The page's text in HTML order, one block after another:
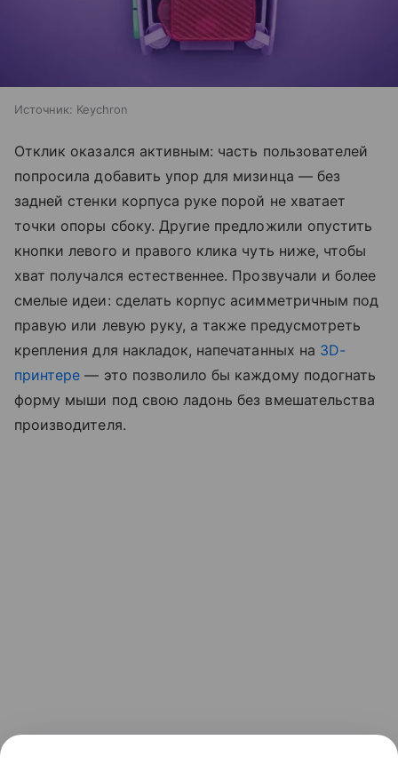
Источник: Keychron
Отклик оказался активным: часть пользователей
попросила добавить упор для мизинца — без
задней стенки корпуса руке порой не хватает
точки опоры сбоку. Другие предложили опустить
кнопки левого и правого клика чуть ниже, чтобы
хват получался естественнее. Прозвучали и более
смелые идеи: сделать корпус асимметричным под
правую или левую руку, а также предусмотреть
крепления для накладок, напечатанных на 3D-
принтере — это позволило бы каждому подогнать
форму мыши под свою ладонь без вмешательства
производителя.